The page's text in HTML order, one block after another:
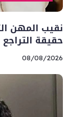
نقيب المهن
حقيقة
08/08/2026